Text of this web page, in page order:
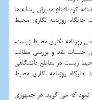
كرد: اقناع مدیران رسانه ها
جایگاه روزنامه نگاری محیط
روزنامه نگاری محیط زیست،
جلسات نقد و بررسی مطالب
محیط زیست در مقاطع دانشگاهی
روزنامه نگاری محیط
نمود كه می گوید: در جمهوری